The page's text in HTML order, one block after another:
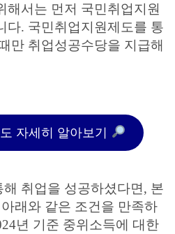
해서는 먼저 국민취업지원
다. 국민취업지원제도를 통
만 취업성공수당을 지급해
자세히 알아보기
취업을 성공하셨다면, 본
래와 같은 조건을 만족하
년 기준 중위소득에 대한